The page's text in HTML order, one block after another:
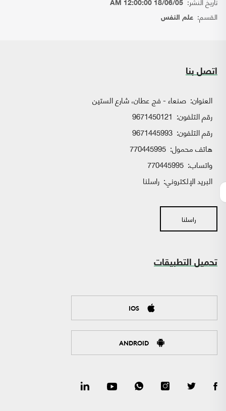
18/06/05 12:00:00 AM
القسم: علم النفس
اتصل بنا
العنوان: صنعاء - فج عطان، شارع الستين
رقم التلفون: 9671450121
رقم التلفون: 9671445993
هاتف محمول: 770445995
واتساب:
البريد الإلكتروني: راسلنا
راسلنا
تحميل التطبيقات
IOS
ANDROID